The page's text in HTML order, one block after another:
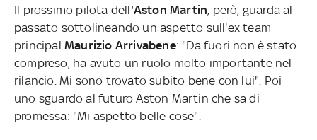
Il prossimo pilota dell'Aston Martin, però, guarda al
passato sottolineando un aspetto sull'ex team
principal Maurizio Arrivabene: "Da fuori non è stato
compreso, ha avuto un ruolo molto importante nel
rilancio. Mi sono trovato subito bene con lui". Poi
uno sguardo al futuro Aston Martin che sa di
promessa: "Mi aspetto belle cose".